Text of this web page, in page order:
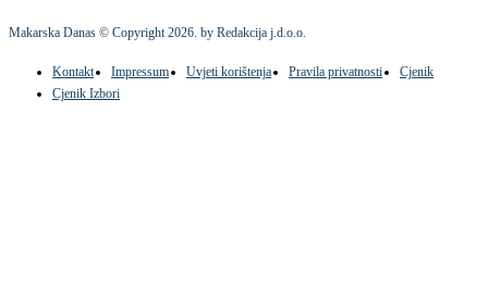
Makarska Danas © Copyright2026. by Redakcija j.d.o.o.
Kontakt Impressum Uvjeti korištenja Pravila privatnosti
Cjenik
Cjenik Izbori